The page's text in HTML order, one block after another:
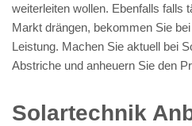
weiterleiten wollen. Ebenfalls falls
Markt drängen, bekommen Sie
Leistung. Machen Sie aktuell bei
Abstriche und anheuern Sie den
Solartechnik